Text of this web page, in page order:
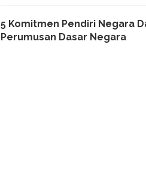
5 Komitmen Pendiri Negara
Perumusan Dasar Negara